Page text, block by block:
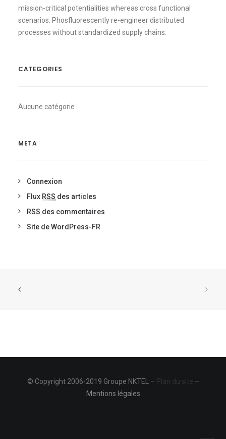
mission-critical potentialities whereas cross functional
scenarios. Phosfluorescently re-engineer distributed
processes without standardized supply chains.
CATEGORIES
Aucune catégorie
META
Connexion
Flux RSS des articles
RSS des commentaires
Site de WordPress-FR
© Copyright 2006-2019 Groupe NKTEL – Plan du site –
Mentions légales